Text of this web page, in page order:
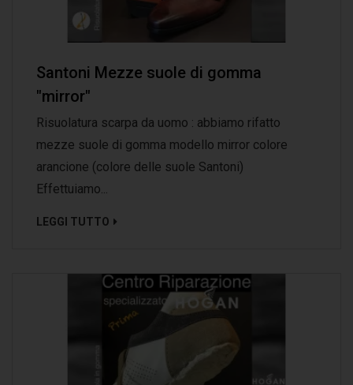
Santoni Mezze suole di gomma
"mirror"
Risuolatura scarpa da uomo : abbiamo rifatto
mezze suole di gomma modello mirror colore
arancione (colore delle suole Santoni)
Effettuiamo...
LEGGI TUTTO